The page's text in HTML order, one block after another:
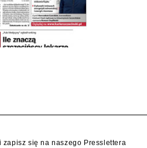
zapisz się na naszego Presslettera